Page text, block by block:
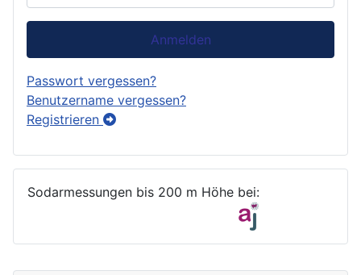
Anmelden
Passwort vergessen?
Benutzername vergessen?
Registrieren
Sodarmessungen bis 200 m Höhe bei: